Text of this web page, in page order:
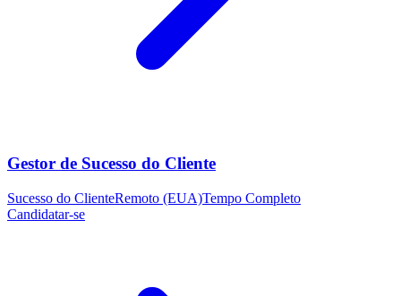
Gestor de Sucesso do Cliente
Sucesso do ClienteRemoto (EUA)Tempo Completo
Candidatar-se